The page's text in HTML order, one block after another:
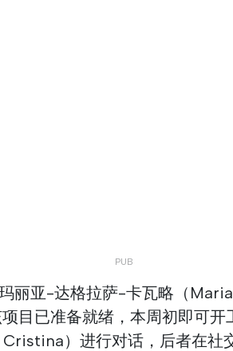
丽亚-达格拉萨-卡瓦略（
目已准备就绪，本周初即可开
）进行对话，后者在社